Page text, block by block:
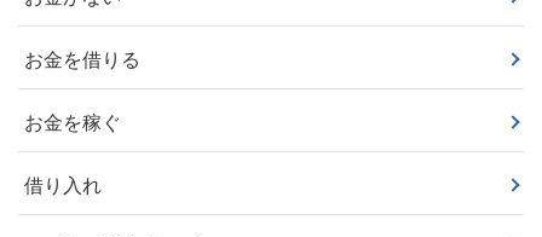
お金を借りる
お金を稼ぐ
借り入れ